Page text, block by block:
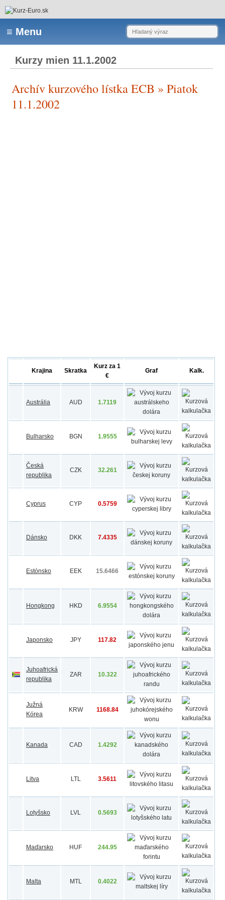
Kurzy mien 11.1.2002
Archív kurzového lístka ECB » Piatok
11.1.2002
Krajina Skratka
Kurz za 1
€
Graf Kalk.
Austrália AUD 1.7119
Bulharsko BGN 1.9555
Česká
republika
CZK 32.261
Cyprus CYP 0.5759
Dánsko DKK 7.4335
Estónsko EEK 15.6466
Hongkong HKD 6.9554
Japonsko JPY 117.82
Juhoafrická
republika
ZAR 10.322
Južná
Kórea
KRW 1168.84
Kanada CAD 1.4292
Litva LTL 3.5611
Lotyšsko LVL 0.5693
Maďarsko HUF 244.95
Malta MTL 0.4022